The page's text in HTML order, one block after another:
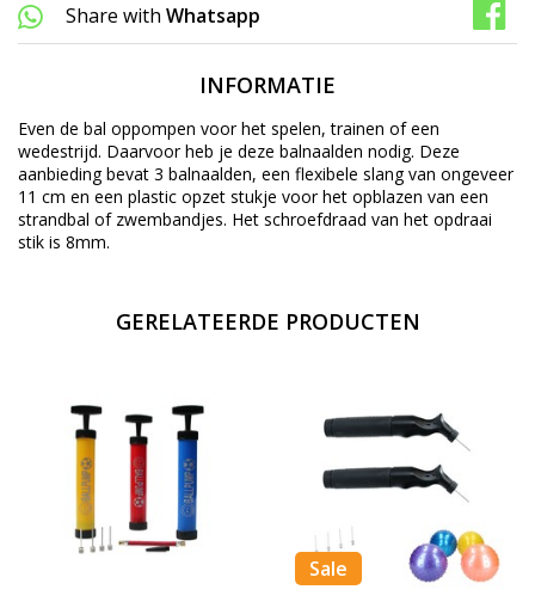
Share with Whatsapp
INFORMATIE
Even de bal oppompen voor het spelen, trainen of een
wedestrijd. Daarvoor heb je deze balnaalden nodig. Deze
aanbieding bevat 3 balnaalden, een flexibele slang van ongeveer
11 cm en een plastic opzet stukje voor het opblazen van een
strandbal of zwembandjes. Het schroefdraad van het opdraai
stik is 8mm.
GERELATEERDE PRODUCTEN
Sale